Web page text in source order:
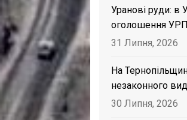
Уранові руди: в
оголошення
31 Липня, 2026
На
незаконного
30 Липня, 2026